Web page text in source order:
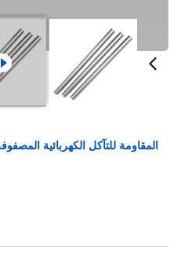
المقاومة للتآكل الكهربائية